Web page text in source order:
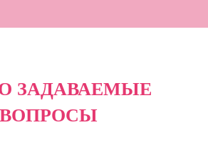
ЗАДАВАЕМЫЕ
ВОПРОСЫ